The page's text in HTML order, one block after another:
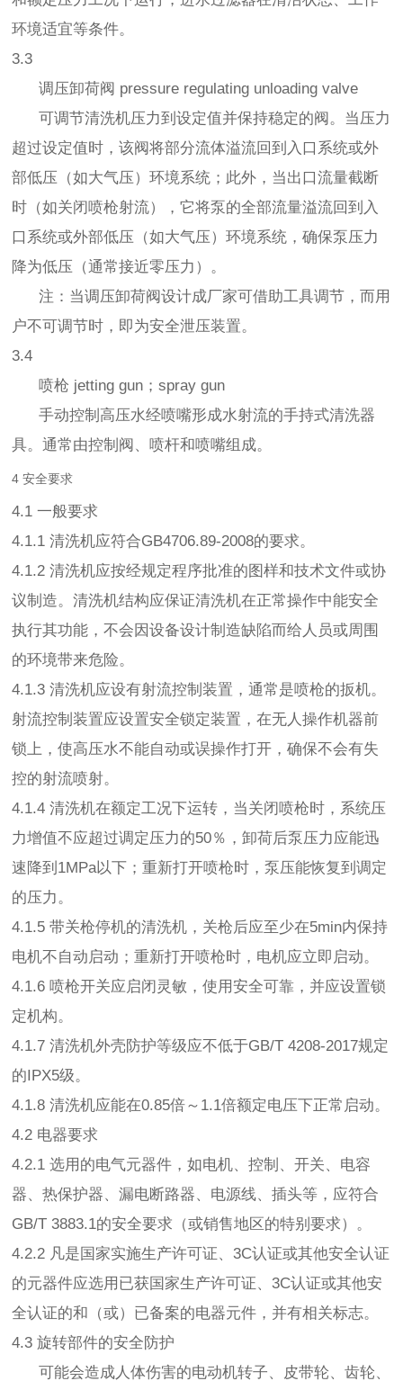
环境适宜等条件。
3.3
调压卸荷阀 pressure regulating unloading valve
可调节清洗机压力到设定值并保持稳定的阀。当压力
超过设定值时，该阀将部分流体溢流回到入口系统或外
部低压（如大气压）环境系统；此外，当出口流量截断
时（如关闭喷枪射流），它将泵的全部流量溢流回到入
口系统或外部低压（如大气压）环境系统，确保泵压力
降为低压（通常接近零压力）。
注：当调压卸荷阀设计成厂家可借助工具调节，而用
户不可调节时，即为安全泄压装置。
3.4
喷枪 jetting gun；spray gun
手动控制高压水经喷嘴形成水射流的手持式清洗器
具。通常由控制阀、喷杆和喷嘴组成。
4 安全要求
4.1 一般要求
4.1.1 清洗机应符合GB4706.89-2008的要求。
4.1.2 清洗机应按经规定程序批准的图样和技术文件或协
议制造。清洗机结构应保证清洗机在正常操作中能安全
执行其功能，不会因设备设计制造缺陷而给人员或周围
的环境带来危险。
4.1.3 清洗机应设有射流控制装置，通常是喷枪的扳机。
射流控制装置应设置安全锁定装置，在无人操作机器前
锁上，使高压水不能自动或误操作打开，确保不会有失
控的射流喷射。
4.1.4 清洗机在额定工况下运转，当关闭喷枪时，系统压
力增值不应超过调定压力的50％，卸荷后泵压力应能迅
速降到1MPa以下；重新打开喷枪时，泵压能恢复到调定
的压力。
4.1.5 带关枪停机的清洗机，关枪后应至少在5min内保持
电机不自动启动；重新打开喷枪时，电机应立即启动。
4.1.6 喷枪开关应启闭灵敏，使用安全可靠，并应设置锁
定机构。
4.1.7 清洗机外壳防护等级应不低于GB/T 4208-2017规定
的IPX5级。
4.1.8 清洗机应能在0.85倍～1.1倍额定电压下正常启动。
4.2 电器要求
4.2.1 选用的电气元器件，如电机、控制、开关、电容
器、热保护器、漏电断路器、电源线、插头等，应符合
GB/T 3883.1的安全要求（或销售地区的特别要求）。
4.2.2 凡是国家实施生产许可证、3C认证或其他安全认证
的元器件应选用已获国家生产许可证、3C认证或其他安
全认证的和（或）已备案的电器元件，并有相关标志。
4.3 旋转部件的安全防护
可能会造成人体伤害的电动机转子、皮带轮、齿轮、